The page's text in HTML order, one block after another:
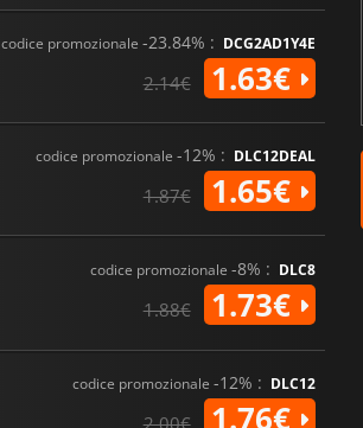
codice promozionale -23.84% : DCG2AD1Y4E
2.14€ 1.63€
codice promozionale -12% : DLC12DEAL
1.87€ 1.65€
codice promozionale -8% : DLC8
1.88€ 1.73€
codice promozionale -12% : DLC12
1.76€